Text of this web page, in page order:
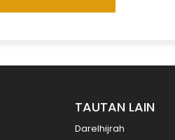
TAUTAN LAIN
Darelhijrah